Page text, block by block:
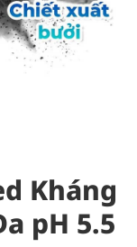
Kháng
pH 5.5